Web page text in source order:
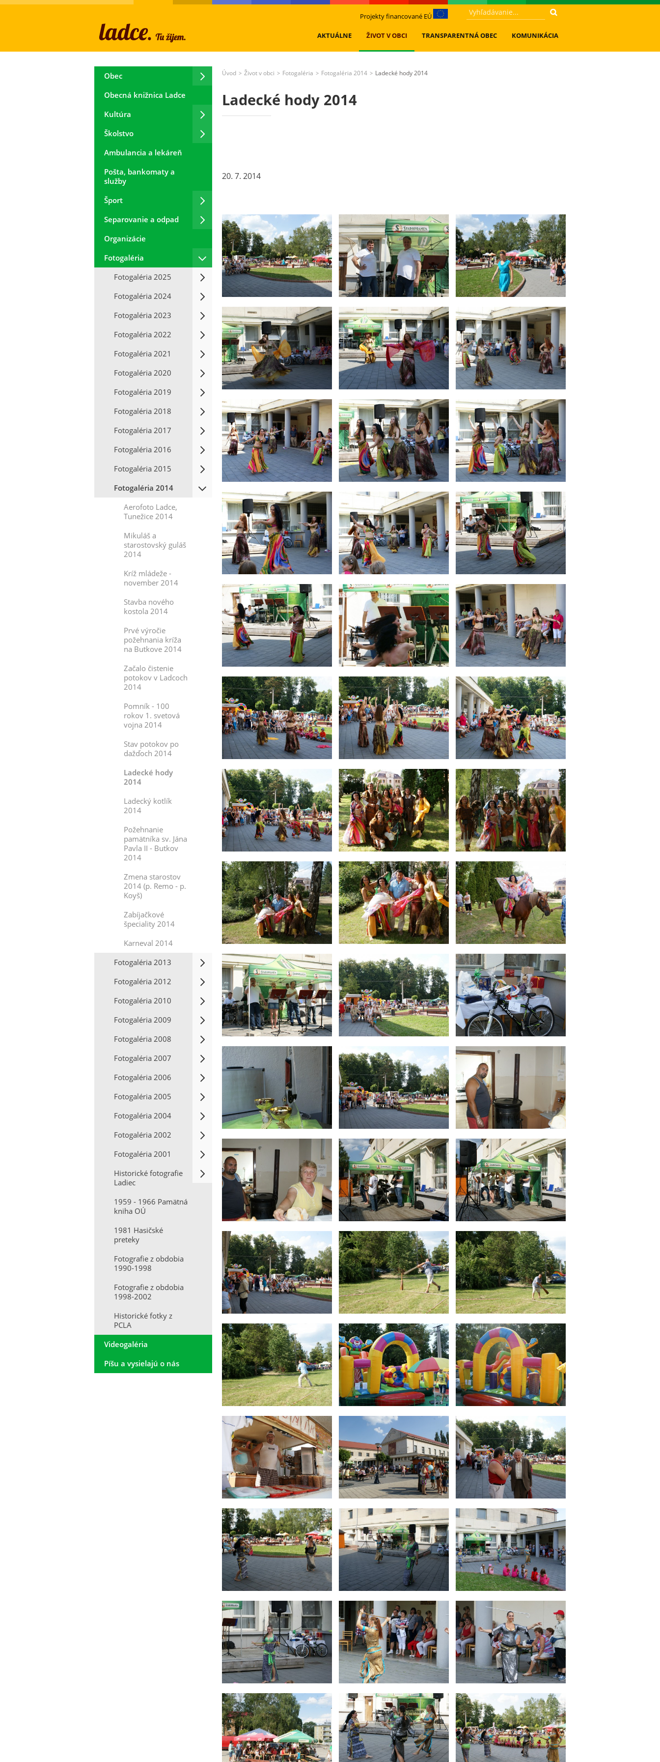
Projekty financované EÚ
AKTUÁLNE ŽIVOT V OBCI TRANSPARENTNÁ OBEC KOMUNIKÁCIA
Obec
Obecná knižnica Ladce
Kultúra
Školstvo
Ambulancia a lekáreň
Pošta, bankomaty a
služby
Šport
Separovanie a odpad
Organizácie
Fotogaléria
Fotogaléria 2025
Fotogaléria 2024
Fotogaléria 2023
Fotogaléria 2022
Fotogaléria 2021
Fotogaléria 2020
Fotogaléria 2019
Fotogaléria 2018
Fotogaléria 2017
Fotogaléria 2016
Fotogaléria 2015
Fotogaléria 2014
Aerofoto Ladce,
Tunežice 2014
Mikuláš a
starostovský guláš
2014
Kríž mládeže -
november 2014
Stavba nového
kostola 2014
Prvé výročie
požehnania kríža
na Butkove 2014
Začalo čistenie
potokov v Ladcoch
2014
Pomník - 100
rokov 1. svetová
vojna 2014
Stav potokov po
dažďoch 2014
Ladecké hody
2014
Ladecký kotlík
2014
Požehnanie
pamätníka sv. Jána
Pavla II - Butkov
2014
Zmena starostov
2014 (p. Remo - p.
Koyš)
Zabíjačkové
špeciality 2014
Karneval 2014
Fotogaléria 2013
Fotogaléria 2012
Fotogaléria 2010
Fotogaléria 2009
Fotogaléria 2008
Fotogaléria 2007
Fotogaléria 2006
Fotogaléria 2005
Fotogaléria 2004
Fotogaléria 2002
Fotogaléria 2001
Historické fotografie
Ladiec
1959 - 1966 Pamätná
kniha OÚ
1981 Hasičské
preteky
Fotografie z obdobia
1990-1998
Fotografie z obdobia
1998-2002
Historické fotky z
PCLA
Videogaléria
Píšu a vysielajú o nás
Úvod > Život v obci > Fotogaléria > Fotogaléria 2014 > Ladecké hody 2014
Ladecké hody 2014
20. 7. 2014